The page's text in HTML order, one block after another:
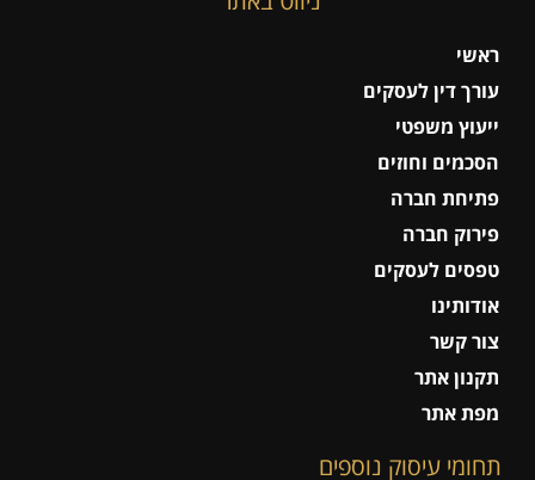
ראשי
עורך דין לעסקים
ייעוץ משפטי
הסכמים וחוזים
פתיחת חברה
פירוק חברה
טפסים לעסקים
אודותינו
צור קשר
תקנון אתר
מפת אתר
תחומי עיסוק נוספים